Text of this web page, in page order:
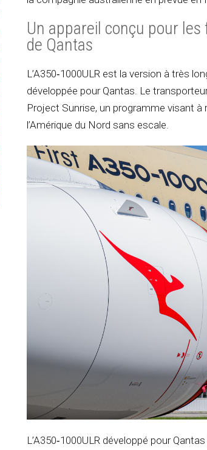
Un appareil conçu pour
de Qantas
L’A350‑1000ULR est la version à très
développée pour Qantas. Le
Project Sunrise, un programme visant à
l’Amérique du Nord sans escale.
L’A350‑1000ULR développé pour